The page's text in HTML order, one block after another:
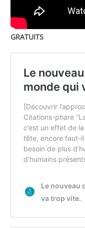
GRATUITS